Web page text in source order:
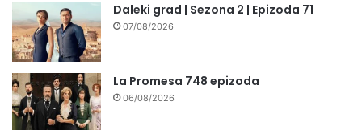
Daleki grad | Sezona 2 | Epizoda 71
07/08/2026
La Promesa 748 epizoda
06/08/2026